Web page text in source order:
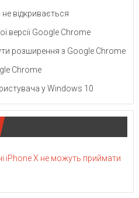
відкривається
версії Google Chrome
розширення з Google Chrome
Chrome
у Windows 10
iPhone X не можуть приймати